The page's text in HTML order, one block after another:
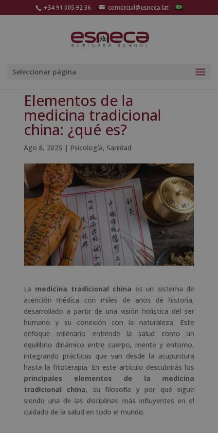
+34 91 005 92 36 comercial@esneca.lat
Seleccionar página
Elementos de la
medicina tradicional
china: ¿qué es?
Ago 8, 2025 | Psicología, Sanidad
La medicina tradicional china es un sistema de
atención médica con miles de años de historia,
desarrollado a partir de una visión holística del ser
humano y su conexión con la naturaleza. Este
enfoque milenario entiende la salud como un
equilibrio dinámico entre cuerpo, mente y entorno,
integrando prácticas que van desde la acupuntura
hasta la fitoterapia. En este artículo descubrirás los
principales elementos de la medicina
tradicional china, su filosofía y por qué sigue
siendo una de las disciplinas más influyentes en el
cuidado de la salud en todo el mundo.